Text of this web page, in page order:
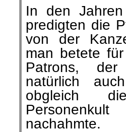
In den
predigten die
von der
man betete
Patrons,
natürlich
obgleich
Personenkult
nachahmte.